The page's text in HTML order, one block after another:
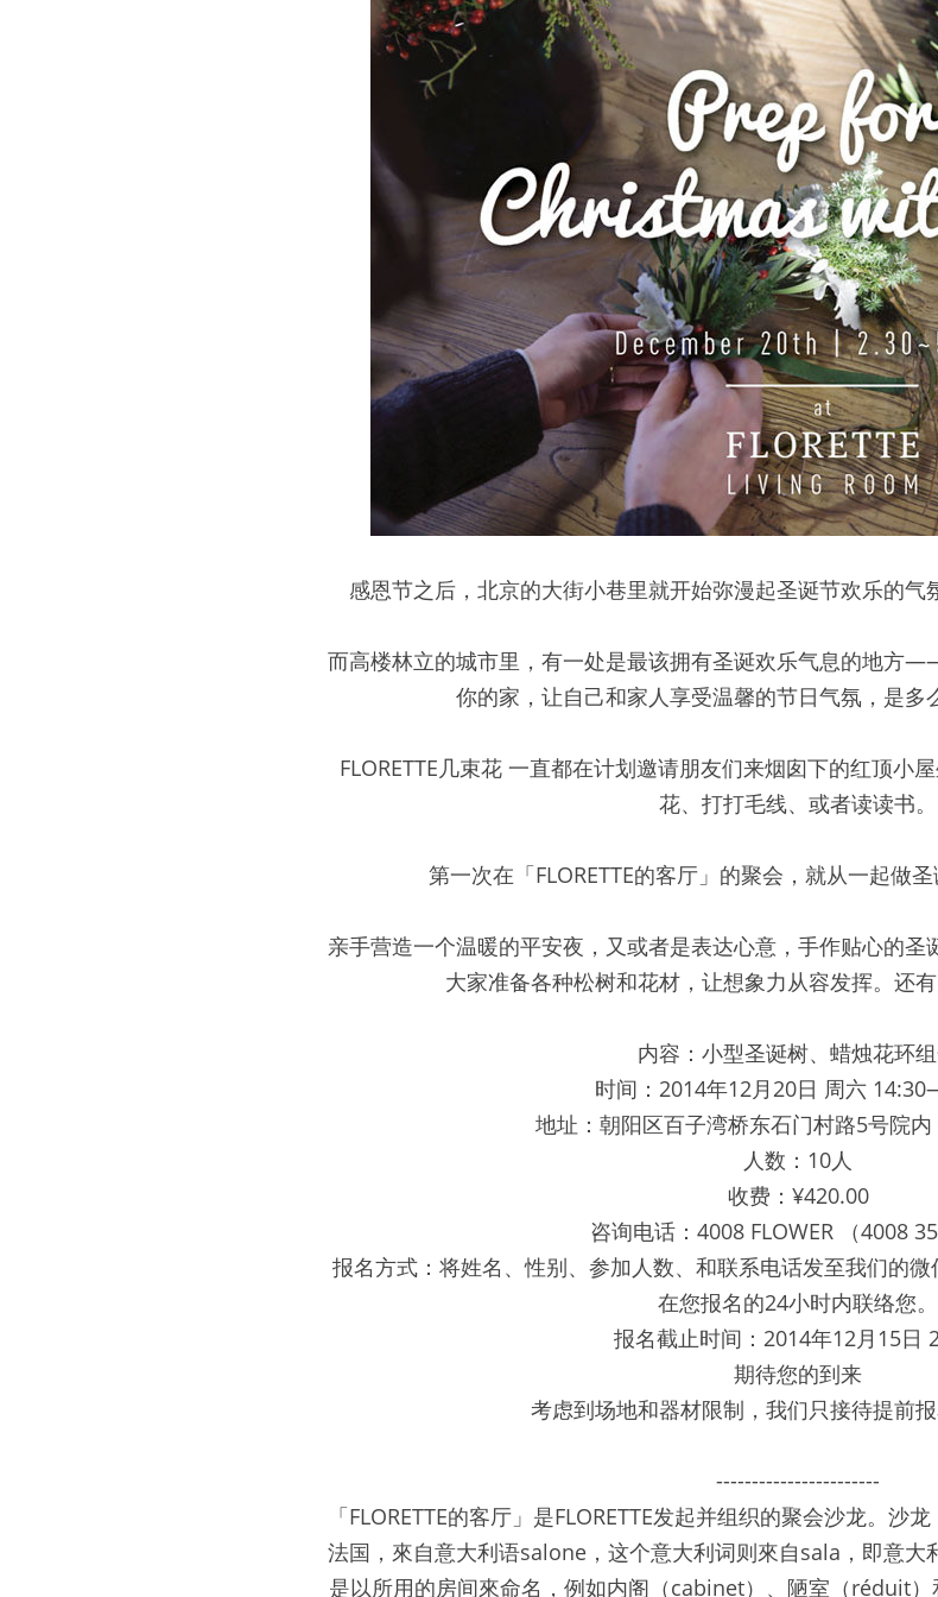
感恩节之后，北京的大街小巷里就开始弥漫起圣诞节欢乐的气
而高楼林立的城市里，有一处是最该拥有圣诞欢乐气息的地方
你的家，让自己和家人享受温馨的节日气氛，是多
FLORETTE几束花 一直都在计划邀请朋友们来烟囱下的红顶小
花、打打毛线、或者读读书。
第一次在「FLORETTE的客厅」的聚会，就从一起做圣
亲手营造一个温暖的平安夜，又或者是表达心意，手作贴心的
大家准备各种松树和花材，让想象力从容发挥。还有
内容：小型圣诞树、蜡烛花环
时间：2014年12月20日 周六
地址：朝阳区百子湾桥东石门村路5号院
人数：10人
收费：¥420.00
咨询电话：4008 FLOWER （4008
报名方式：将姓名、性别、参加人数、和联系电话发至我们的
在您报名的24小时内联络您。
报名截止时间：2014年12月15日
期待您的到来
考虑到场地和器材限制，我们只接待提前
-----------------------
「FLORETTE的客厅」是FLORETTE发起并组织的聚会沙龙。
法国，來自意大利语salone，这个意大利词则來自sala，即意大
是以所用的房间來命名，例如内阁（cabinet）、陋室（réduit